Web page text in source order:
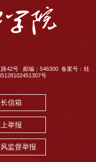
42号 邮编：546300 备案号：桂
号
信箱
举报
监督举报